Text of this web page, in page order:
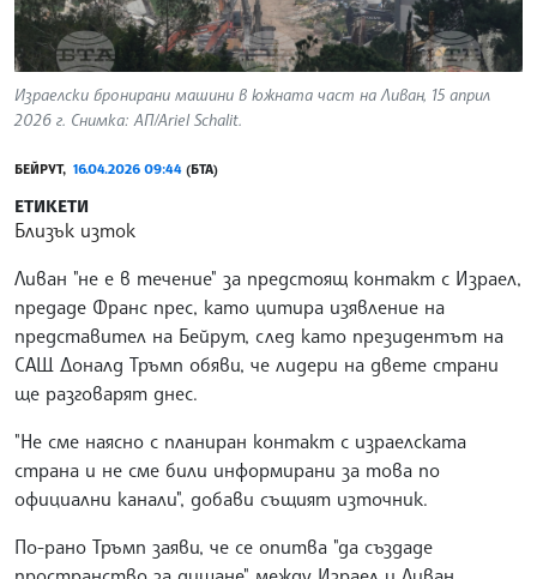
Израелски бронирани машини в южната част на Ливан, 15 април
2026 г. Снимка: АП/Ariel Schalit.
БЕЙРУТ, 16.04.2026 09:44 (БТА)
ЕТИКЕТИ
Близък изток
Ливан "не е в течение" за предстоящ контакт с Израел,
предаде Франс прес, като цитира изявление на
представител на Бейрут, след като президентът на
САЩ Доналд Тръмп обяви, че лидери на двете страни
ще разговарят днес.
"Не сме наясно с планиран контакт с израелската
страна и не сме били информирани за това по
официални канали", добави същият източник.
По-рано Тръмп заяви, че се опитва "да създаде